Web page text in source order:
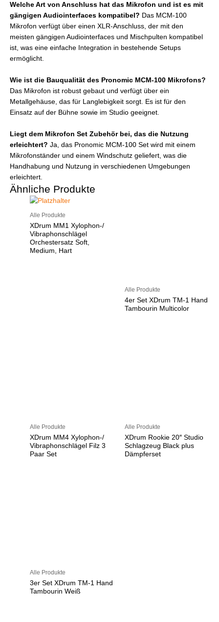
Welche Art von Anschluss hat das Mikrofon und ist es mit
gängigen Audiointerfaces kompatibel? Das MCM-100
Mikrofon verfügt über einen XLR-Anschluss, der mit den
meisten gängigen Audiointerfaces und Mischpulten kompatibel
ist, was eine einfache Integration in bestehende Setups
ermöglicht.
Wie ist die Bauqualität des Pronomic MCM-100 Mikrofons?
Das Mikrofon ist robust gebaut und verfügt über ein
Metallgehäuse, das für Langlebigkeit sorgt. Es ist für den
Einsatz auf der Bühne sowie im Studio geeignet.
Liegt dem Mikrofon Set Zubehör bei, das die Nutzung
erleichtert? Ja, das Pronomic MCM-100 Set wird mit einem
Mikrofonständer und einem Windschutz geliefert, was die
Handhabung und Nutzung in verschiedenen Umgebungen
erleichtert.
Ähnliche Produkte
Alle Produkte
XDrum MM1 Xylophon-/
Vibraphonschlägel
Orchestersatz Soft,
Medium, Hart
Alle Produkte
4er Set XDrum TM-1 Hand
Tambourin Multicolor
Alle Produkte
XDrum MM4 Xylophon-/
Vibraphonschlägel Filz 3
Paar Set
Alle Produkte
XDrum Rookie 20″ Studio
Schlagzeug Black plus
Dämpferset
Alle Produkte
3er Set XDrum TM-1 Hand
Tambourin Weiß